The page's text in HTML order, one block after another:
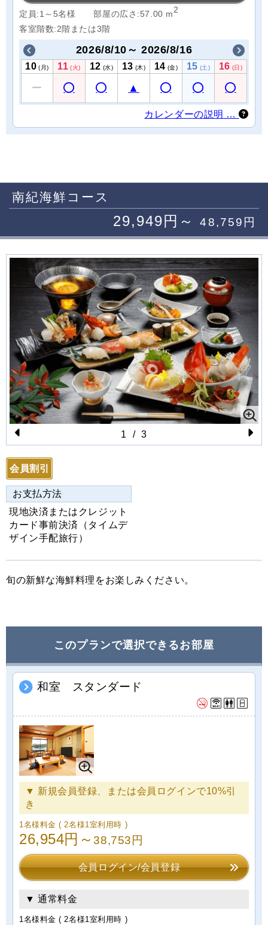
定員:1～5名様 部屋の広さ:57.00 m 2
客室階数:2階または3階
2026/8/10～ 2026/8/16
10 (月) 11 (火) 12 (水) 13 (木) 14 (金) 15 (土) 16 (日)
カレンダーの説明 …
南紀海鮮コース
29,949円～48,759円
Pr
e
vi
o
u
s
N
1 / 3
会員割引
お支払方法
現地決済またはクレジット
カード事前決済（タイムデ
ザイン手配旅行）
旬の新鮮な海鮮料理をお楽しみください。
このプランで選択できるお部屋
和室 スタンダード
▼ 新規会員登録、または会員ログインで10%引
き
1名様料金( 2名様1室利用時 )
26,954円～38,753円
会員ログイン/会員登録
▼ 通常料金
1名様料金( 2名様1室利用時 )